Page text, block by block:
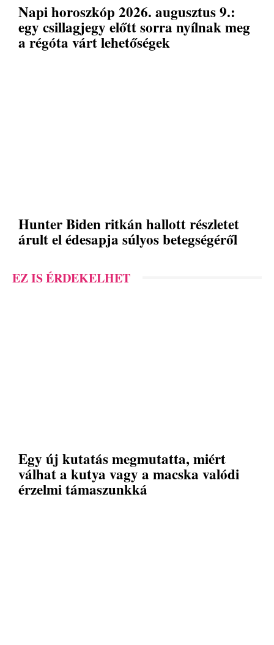
Napi horoszkóp 2026. augusztus 9.:
egy csillagjegy előtt sorra nyílnak meg
a régóta várt lehetőségek
Hunter Biden ritkán hallott részletet
árult el édesapja súlyos betegségéről
EZ IS ÉRDEKELHET
Egy új kutatás megmutatta, miért
válhat a kutya vagy a macska valódi
érzelmi támaszunkká